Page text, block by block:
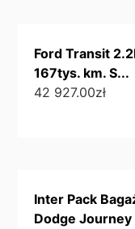
Ford Transit
167tys. km. S...
42 927.00zł
Inter Pack
Dodge Journey